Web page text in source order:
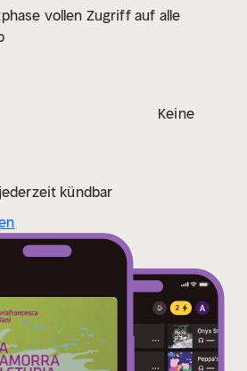
al lettore il sapore
ma anche il disincanto
personale dell'autrice, la sua vita
Napoli come la punta
della città rispetto alla
quartiere in cui la camorra la fa
nostri, ma in cui si intrufola un
una finestra sul mondo buono,
mani di chi lo cercava, come
perfettamente il loro
li trova, poi, e li legge,
vollen Zugriff auf alle
Keine
kündbar